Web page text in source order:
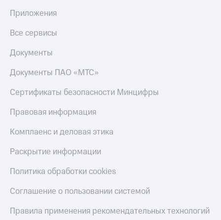
Приложения
Все сервисы
Документы
Документы ПАО «МТС»
Сертификаты безопасности Минцифры
Правовая информация
Комплаенс и деловая этика
Раскрытие информации
Политика обработки cookies
Соглашение о пользовании системой
Правила применения рекомендательных технологий